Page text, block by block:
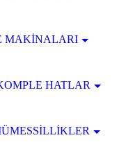
MAKİNALARI
HATLAR